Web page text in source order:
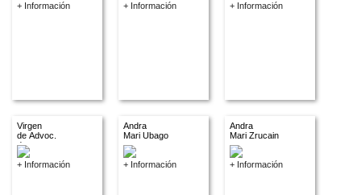
+ Información + Información + Información
Virgen
de Advoc.
descon.
+ Información
Andra
Mari Ubago
+ Información
Andra
Mari Zrucain
+ Información